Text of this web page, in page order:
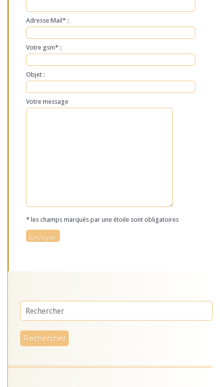
Adresse Mail* :
Votre gsm* :
Objet :
Votre message
* les champs marqués par une étoile sont obligatoires